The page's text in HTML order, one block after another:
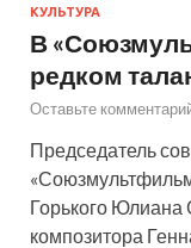
КУЛЬТУРА
В
редком
Оставьте
Председатель
Горького Юлиана
композитора